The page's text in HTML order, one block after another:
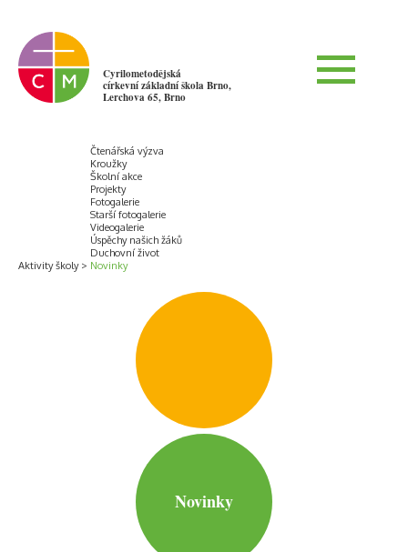
Cyrilometodějská
církevní základní škola Brno,
Lerchova 65, Brno
Aktivity školy
Čtenářská výzva
Kroužky
Školní akce
Projekty
Fotogalerie
Starší fotogalerie
Videogalerie
Úspěchy našich žáků
Duchovní život
Novinky
Novinky